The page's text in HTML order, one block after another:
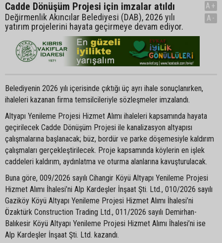
Cadde Dönüşüm Projesi için imzalar atıldı
Değirmenlik Akıncılar Belediyesi (DAB), 2026 yılı
yatırım projelerini hayata geçirmeye devam ediyor.
A+
A-
Belediyenin 2026 yılı içerisinde çıktığı üç ayrı ihale sonuçlanırken,
ihaleleri kazanan firma temsilcileriyle sözleşmeler imzalandı.
Altyapı Yenileme Projesi Hizmet Alımı ihaleleri kapsamında hayata
geçirilecek Cadde Dönüşüm Projesi ile kanalizasyon altyapısı
çalışmalarına başlanacak; büz, bordür ve parke döşemesiyle kaldırım
çalışmaları gerçekleştirilecek. Proje kapsamında köylerin en işlek
caddeleri kaldırım, aydınlatma ve oturma alanlarına kavuşturulacak.
Buna göre, 009/2026 sayılı Cihangir Köyü Altyapı Yenileme Projesi
Hizmet Alımı İhalesi’ni Alp Kardeşler İnşaat Şti. Ltd., 010/2026 sayılı
Gaziköy Köyü Altyapı Yenileme Projesi Hizmet Alımı İhalesi’ni
Özaktürk Construction Trading Ltd., 011/2026 sayılı Demirhan-
Balıkesir Köyü Altyapı Yenileme Projesi Hizmet Alımı İhalesi’ni ise
Alp Kardeşler İnşaat Şti. Ltd. kazandı.